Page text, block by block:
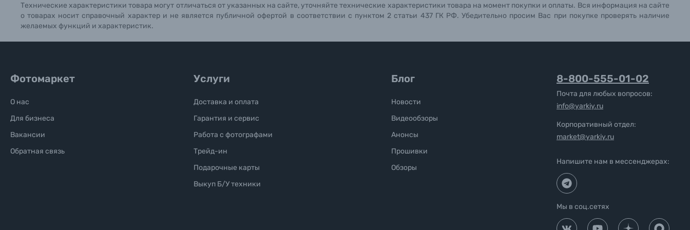
Технические характеристики товара могут отличаться от указанных на сайте, уточняйте технические характеристики товара на момент покупки и оплаты. Вся информация на сайте
о товарах носит справочный характер и не является публичной офертой в соответствии с пунктом 2 статьи 437 ГК РФ. Убедительно просим Вас при покупке проверять наличие
желаемых функций и характеристик.
Фотомаркет
О нас
Для бизнеса
Вакансии
Обратная связь
Услуги
Доставка и оплата
Гарантия и сервис
Работа с фотографами
Трейд-ин
Подарочные карты
Выкуп Б/У техники
Блог
Новости
Видеообзоры
Анонсы
Прошивки
Обзоры
8-800-555-01-02
Почта для любых вопросов:
info@yarkiy.ru
Корпоративный отдел:
market@yarkiy.ru
Напишите нам в мессенджерах:
Мы в соц.сетях